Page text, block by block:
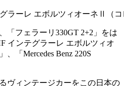
ラーレ エボルツィオーネⅡ（
「フェラーリ330GT 2+2」をは
インテグラーレ エボルツィオ
「Mercedes Benz 220S
ヴィンテージカーをこの日本の